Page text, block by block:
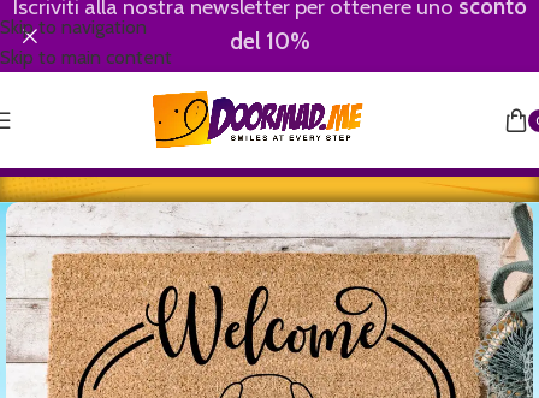
Skip to navigation
Skip to main content
Iscriviti alla nostra newsletter per ottenere uno sconto
del 10%